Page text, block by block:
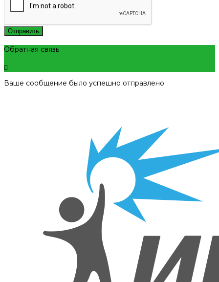
Отправить
Обратная связь
Ваше сообщение было успешно отправлено